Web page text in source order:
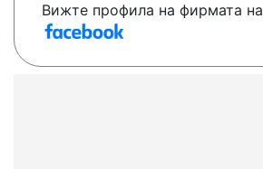
Вижте профила на фирмата на